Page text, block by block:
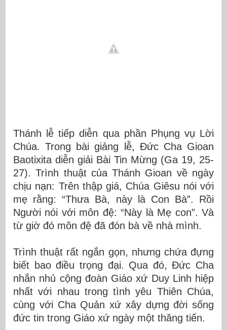
Thánh lễ tiếp diễn qua phần Phụng vụ Lời
Chúa. Trong bài giảng lễ, Đức Cha Gioan
Baotixita diễn giải Bài Tin Mừng (Ga 19, 25-
27). Trình thuật của Thánh Gioan về ngày
chịu nạn: Trên thập giá, Chúa Giêsu nói với
mẹ rằng: “Thưa Bà, này là Con Bà”. Rồi
Người nói với môn đệ: “Này là Mẹ con”. Và
từ giờ đó môn đệ đã đón bà về nhà mình.
Trình thuật rất ngắn gọn, nhưng chứa đựng
biết bao điều trọng đại. Qua đó, Đức Cha
nhắn nhủ cộng đoàn Giáo xứ Duy Linh hiệp
nhất với nhau trong tình yêu Thiên Chúa,
cùng với Cha Quản xứ xây dựng đời sống
đức tin trong Giáo xứ ngày một thăng tiến.